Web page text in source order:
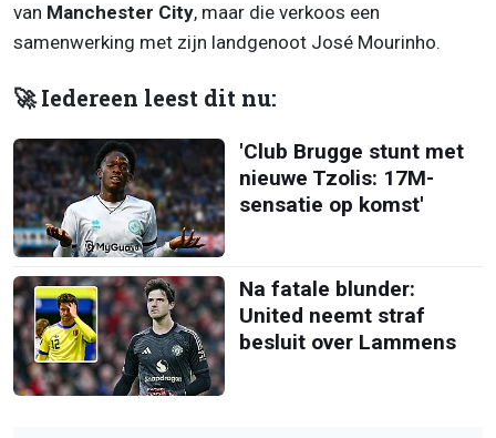
van Manchester City, maar die verkoos een
samenwerking met zijn landgenoot José Mourinho.
🚀 Iedereen leest dit nu:
'Club Brugge stunt met
nieuwe Tzolis: 17M-
sensatie op komst'
Na fatale blunder:
United neemt straf
besluit over Lammens